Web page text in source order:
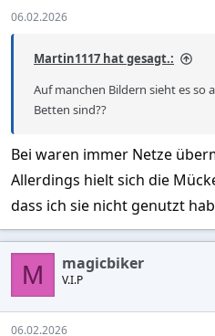
06.02.2026
Martin1117 hat gesagt.:
Auf manchen Bildern sieht es so
Betten sind??
Bei waren immer Netze
Allerdings hielt sich die
dass ich sie nicht genutzt
M magicbiker
V.I.P
06.02.2026